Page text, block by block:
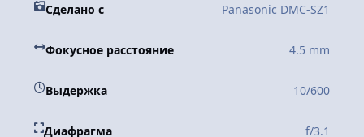
Сделано с Panasonic DMC-SZ1
Фокусное расстояние 4.5 mm
Выдержка 10/600
Диафрагма f/3.1